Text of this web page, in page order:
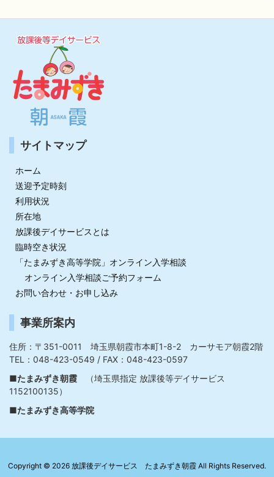
サイトマップ
ホーム
送迎予定時刻
利用状況
所在地
放課後デイサービスとは
臨時空き状況
「たまみずき高等学院」オンライン入学相談
オンライン入学相談ご予約フォーム
お問い合わせ・お申し込み
事業所案内
住所：〒351-0011 埼玉県朝霞市本町1-8-2 カーサモア朝霞2階
TEL：048-423-0549 / FAX：048-423-0597
■たまみずき朝霞 （埼玉県指定 放課後等デイサービス
1152100135）
■たまみずき高等学院
Copyright © 2026 放課後デイサービス たまみずき朝霞 All Rights Reserved.